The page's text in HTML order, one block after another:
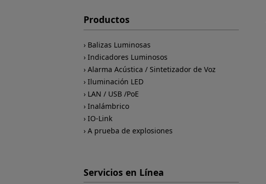
Productos
Balizas Luminosas
Indicadores Luminosos
Alarma Acústica / Sintetizador de Voz
Iluminación LED
LAN / USB /PoE
Inalámbrico
IO-Link
A prueba de explosiones
Servicios en Línea